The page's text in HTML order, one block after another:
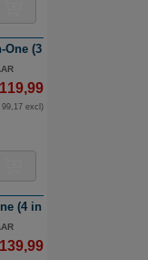
One (3 in 1) Inkjetprinter
99,17 excl)
(4 in 1) Inkjetprinter |